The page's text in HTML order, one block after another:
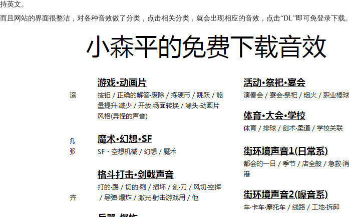
持英文。
而且网站的界面很整洁，对各种音效做了分类，点击相关分类，就会出现相应的音效，点击“DL”即可免登录下载。